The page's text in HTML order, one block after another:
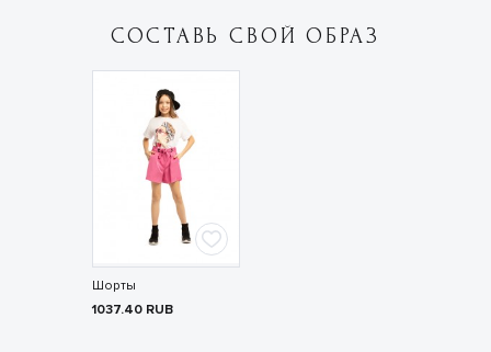
СОСТАВЬ СВОЙ ОБРАЗ
Шорты
1037.40 RUB